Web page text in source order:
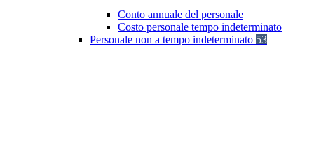
Conto annuale del personale
Costo personale tempo indeterminato
Personale non a tempo indeterminato 53